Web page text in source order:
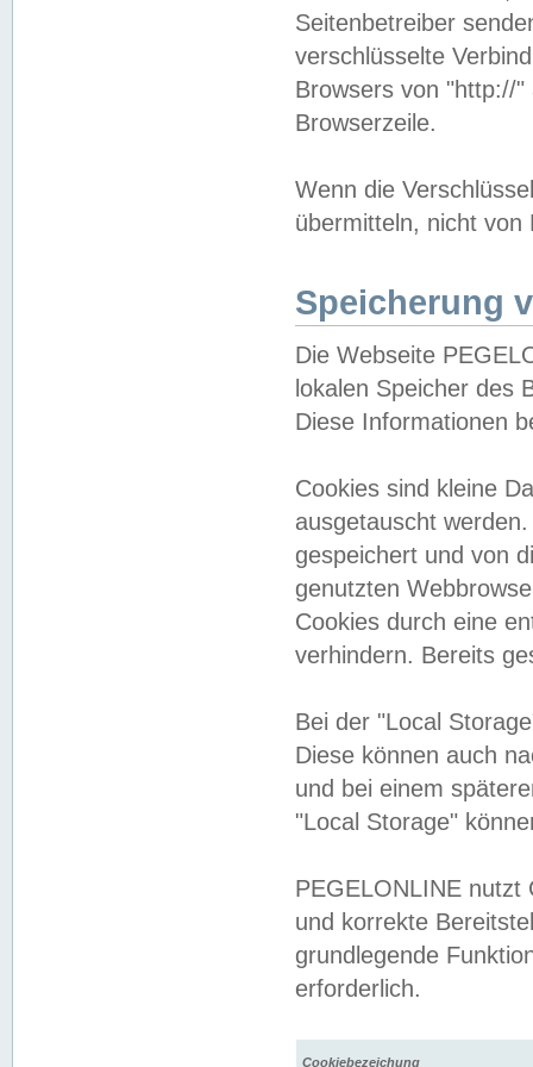
Seitenbetreiber
verschlüsselte
Browsers von "http://
Browserzeile.
Wenn die
übermitteln, nicht von
Speicherung
Die Webseite
lokalen Speicher des
Diese Informationen
Cookies sind kleine
ausgetauscht
gespeichert und von
genutzten
Cookies durch eine
verhindern. Bereits
Bei der "Local
Diese können auch
und bei einem
"Local Storage"
PEGELONLINE nutzt
und korrekte
grundlegende
erforderlich.
Cookiebezeichung